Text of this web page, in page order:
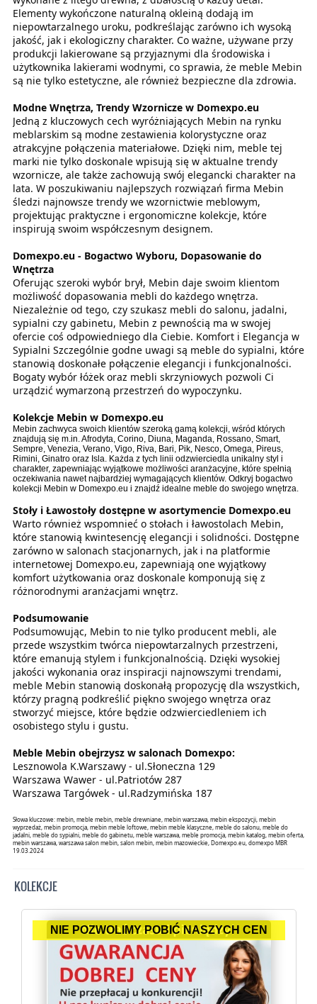
Elementy wykończone naturalną okleiną dodają im
niepowtarzalnego uroku, podkreślając zarówno ich wysoką
jakość, jak i ekologiczny charakter. Co ważne, używane przy
produkcji lakierowane są przyjaznymi dla środowiska i
użytkownika lakierami wodnymi, co sprawia, że meble Mebin
są nie tylko estetyczne, ale również bezpieczne dla zdrowia.
Modne Wnętrza, Trendy Wzornicze w Domexpo.eu
Jedną z kluczowych cech wyróżniających Mebin na rynku
meblarskim są modne zestawienia kolorystyczne oraz
atrakcyjne połączenia materiałowe. Dzięki nim, meble tej
marki nie tylko doskonale wpisują się w aktualne trendy
wzornicze, ale także zachowują swój elegancki charakter na
lata. W poszukiwaniu najlepszych rozwiązań firma Mebin
śledzi najnowsze trendy we wzornictwie meblowym,
projektując praktyczne i ergonomiczne kolekcje, które
inspirują swoim współczesnym designem.
Domexpo.eu - Bogactwo Wyboru, Dopasowanie do
Wnętrza
Oferując szeroki wybór brył, Mebin daje swoim klientom
możliwość dopasowania mebli do każdego wnętrza.
Niezależnie od tego, czy szukasz mebli do salonu, jadalni,
sypialni czy gabinetu, Mebin z pewnością ma w swojej
ofercie coś odpowiedniego dla Ciebie. Komfort i Elegancja w
Sypialni Szczególnie godne uwagi są meble do sypialni, które
stanowią doskonałe połączenie elegancji i funkcjonalności.
Bogaty wybór łóżek oraz mebli skrzyniowych pozwoli Ci
urządzić wymarzoną przestrzeń do wypoczynku.
Kolekcje Mebin w Domexpo.eu
Mebin zachwyca swoich klientów szeroką gamą kolekcji, wśród których
znajdują się m.in. Afrodyta, Corino, Diuna, Maganda, Rossano, Smart,
Sempre, Venezia, Verano, Vigo, Riva, Bari, Pik, Nesco, Omega, Pireus,
Rimini, Ginatro oraz Isla. Każda z tych linii odzwierciedla unikalny styl i
charakter, zapewniając wyjątkowe możliwości aranżacyjne, które spełnią
oczekiwania nawet najbardziej wymagających klientów. Odkryj bogactwo
kolekcji Mebin w Domexpo.eu i znajdź idealne meble do swojego wnętrza.
Stoły i Ławostoły dostępne w asortymencie Domexpo.eu
Warto również wspomnieć o stołach i ławostolach Mebin,
które stanowią kwintesencję elegancji i solidności. Dostępne
zarówno w salonach stacjonarnych, jak i na platformie
internetowej Domexpo.eu, zapewniają one wyjątkowy
komfort użytkowania oraz doskonale komponują się z
różnorodnymi aranżacjami wnętrz.
Podsumowanie
Podsumowując, Mebin to nie tylko producent mebli, ale
przede wszystkim twórca niepowtarzalnych przestrzeni,
które emanują stylem i funkcjonalnością. Dzięki wysokiej
jakości wykonania oraz inspiracji najnowszymi trendami,
meble Mebin stanowią doskonałą propozycję dla wszystkich,
którzy pragną podkreślić piękno swojego wnętrza oraz
stworzyć miejsce, które będzie odzwierciedleniem ich
osobistego stylu i gustu.
Meble Mebin obejrzysz w salonach Domexpo:
Lesznowola K.Warszawy - ul.Słoneczna 129
Warszawa Wawer - ul.Patriotów 287
Warszawa Targówek - ul.Radzymińska 187
Słowa kluczowe: mebin, meble mebin, meble drewniane, mebin warszawa, mebin ekspozycji, mebin
wyprzedaż, mebin promocja, mebin meble loftowe, mebin meble klasyczne, meble do salonu, meble do
jadalni, meble do sypialni, meble do gabinetu, meble warszawa, meble promocja, mebin katalog, mebin oferta,
mebin warszawa, warszawa salon mebin, salon mebin, mebin mazowieckie, Domexpo.eu, domexpo MBR
19.03.2024
KOLEKCJE
NIE POZWOLIMY POBIĆ NASZYCH CEN